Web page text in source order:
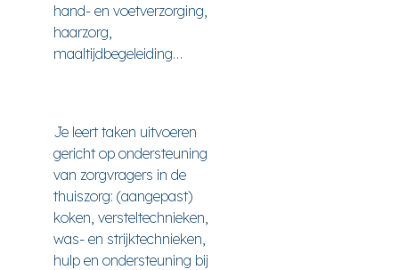
hand- en voetverzorging,
haarzorg,
maaltijdbegeleiding…
Je leert taken uitvoeren
gericht op ondersteuning
van zorgvragers in de
thuiszorg: (aangepast)
koken, versteltechnieken,
was- en strijktechnieken,
hulp en ondersteuning bij